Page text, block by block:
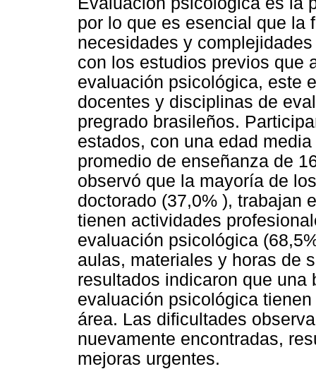
por lo que es esencial que la
necesidades y
con los estudios previos que
evaluación psicológica, este
docentes y disciplinas de
pregrado brasileños.
estados, con una edad
promedio de enseñanza de
observó que la mayoría de
doctorado (37,0% ), trabajan
tienen actividades
evaluación psicológica
aulas, materiales y horas de
resultados indicaron que una
evaluación psicológica
área. Las dificultades
nuevamente encontradas,
mejoras urgentes.